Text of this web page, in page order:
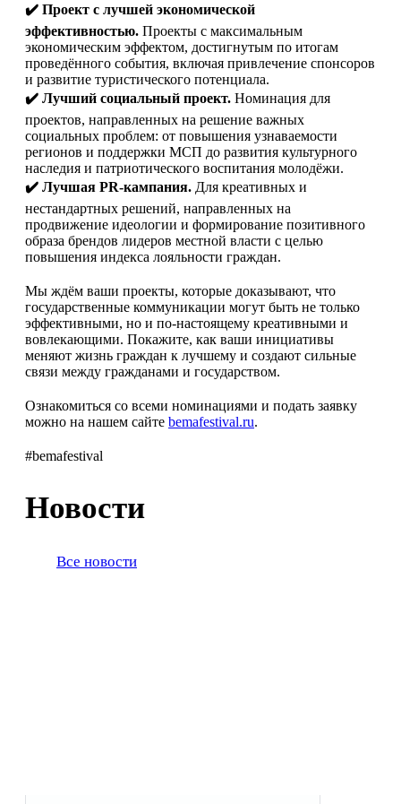
✔️ Проект с лучшей экономической
эффективностью. Проекты с максимальным
экономическим эффектом, достигнутым по итогам
проведённого события, включая привлечение спонсоров
и развитие туристического потенциала.
✔️ Лучший социальный проект. Номинация для
проектов, направленных на решение важных
социальных проблем: от повышения узнаваемости
регионов и поддержки МСП до развития культурного
наследия и патриотического воспитания молодёжи.
✔️ Лучшая PR-кампания. Для креативных и
нестандартных решений, направленных на
продвижение идеологии и формирование позитивного
образа брендов лидеров местной власти с целью
повышения индекса лояльности граждан.
Мы ждём ваши проекты, которые доказывают, что
государственные коммуникации могут быть не только
эффективными, но и по-настоящему креативными и
вовлекающими. Покажите, как ваши инициативы
меняют жизнь граждан к лучшему и создают сильные
связи между гражданами и государством.
Ознакомиться со всеми номинациями и подать заявку
можно на нашем сайте bemafestival.ru.
#bemafestival
Новости
Все новости